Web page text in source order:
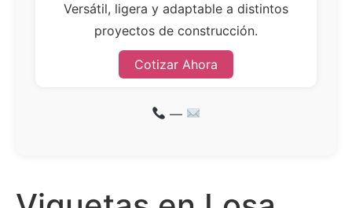
Versátil, ligera y adaptable a distintos
proyectos de construcción.
Cotizar Ahora
—